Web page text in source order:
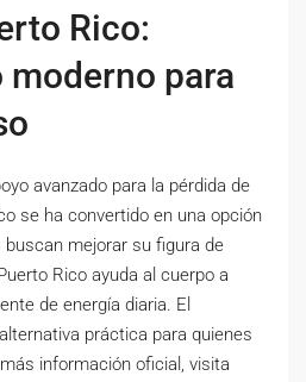
Rico:
para
avanzado para la pérdida de
se ha convertido en una opción
mejorar su figura de
Rico ayuda al cuerpo a
de energía diaria. El
práctica para quienes
información oficial, visita